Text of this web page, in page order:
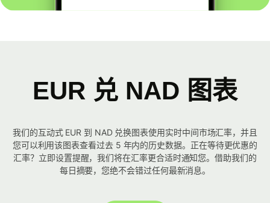
EUR 兑 NAD 图表
我们的互动式 EUR 到 NAD 兑换图表使用实时中间市场汇率，并且
您可以利用该图表查看过去 5 年内的历史数据。正在等待更优惠的
汇率？立即设置提醒，我们将在汇率更合适时通知您。借助我们的
每日摘要，您绝不会错过任何最新消息。